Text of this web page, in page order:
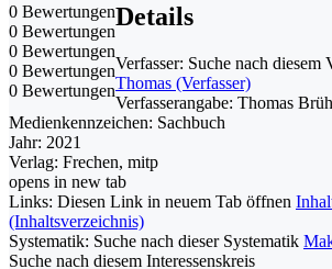
0 Bewertungen
0 Bewertungen
0 Bewertungen
0 Bewertungen
0 Bewertungen
Details
Verfasser: Suche nach diesem
Thomas (Verfasser)
Verfasserangabe: Thomas
Medienkennzeichen: Sachbuch
Jahr: 2021
Verlag: Frechen, mitp
opens in new tab
Links: Diesen Link in neuem Tab öffnen
(Inhaltsverzeichnis)
Systematik: Suche nach dieser Systematik
Suche nach diesem Interessenskreis